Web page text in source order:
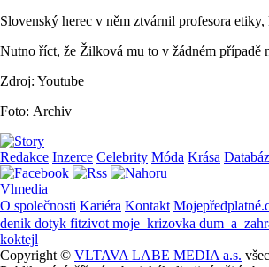
Slovenský herec v něm ztvárnil profesora
Nutno říct, že Žilková mu to v žádném případě
Zdroj: Youtube
Foto: Archiv
Redakce Inzerce Celebrity Móda Krása
Vlmedia
O společnosti Kariéra Kontakt
denik dotyk fitzivot moje_krizovka
koktejl
Copyright © VLTAVA LABE MEDIA a.s.